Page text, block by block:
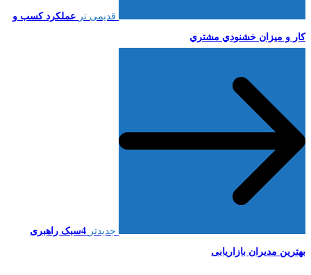
قدیمی تر عملکرد کسب و
کار و ميزان خشنودي مشتري
جدیدتر
4سبک راهبری
بهترین مدیران بازاریابی